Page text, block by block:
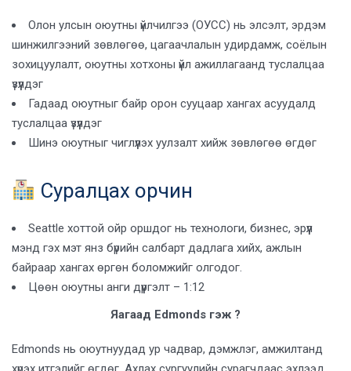
Олон улсын оюутны үйлчилгээ (ОУСС) нь элсэлт, эрдэм
шинжилгээний зөвлөгөө, цагаачлалын удирдамж, соёлын
зохицуулалт, оюутны хотхоны үйл ажиллагаанд туслалцаа
үзүүлдэг
Гадаад оюутныг байр орон сууцаар хангах асуудалд
туслалцаа үзүүлдэг
Шинэ оюутныг чиглүүлэх уулзалт хийж зөвлөгөө өгдөг
Суралцах орчин
Seattle хоттой ойр оршдог нь технологи, бизнес, эрүүл
мэнд гэх мэт янз бүрийн салбарт дадлага хийх, ажлын
байраар хангах өргөн боломжийг олгодог.
Цөөн оюутны анги дүүргэлт – 1:12
Яагаад Edmonds гэж ?
Edmonds нь оюутнуудад ур чадвар, дэмжлэг, амжилтанд